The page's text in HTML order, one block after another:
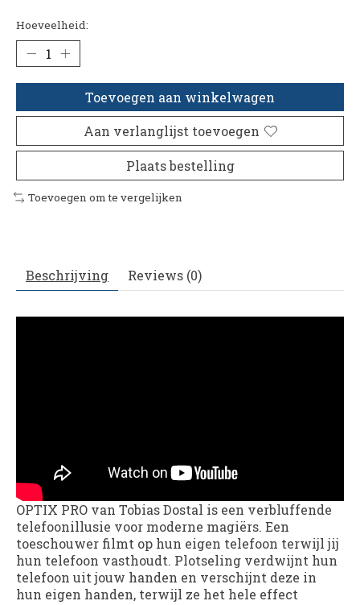
Hoeveelheid:
Toevoegen aan winkelwagen
Aan verlanglijst toevoegen
Plaats bestelling
Toevoegen om te vergelijken
Beschrijving Reviews (0)
OPTIX PRO van Tobias Dostal is een verbluffende
telefoonillusie voor moderne magiërs. Een
toeschouwer filmt op hun eigen telefoon terwijl jij
hun telefoon vasthoudt. Plotseling verdwijnt hun
telefoon uit jouw handen en verschijnt deze in
hun eigen handen, terwijl ze het hele effect